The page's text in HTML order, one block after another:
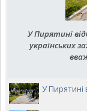
У Пирятині
українських
У Пирятині